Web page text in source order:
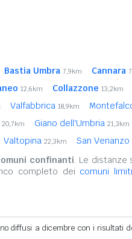
Bastia Umbra 7,9km Cannara
12,6km Collazzone 13,2km
Valfabbrica 18,9km
20,7km Giano dell'Umbria 21,3km
Valtopina 22,3km San Venanzo
confinanti. Le distanze
completo dei comuni
diffusi a dicembre con i risultati